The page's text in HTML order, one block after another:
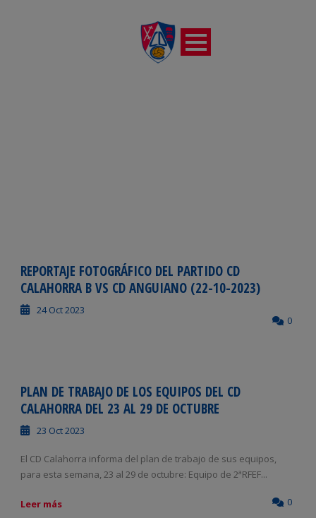
REPORTAJE FOTOGRÁFICO DEL PARTIDO CD
CALAHORRA B VS CD ANGUIANO (22-10-2023)
24 Oct 2023
0
PLAN DE TRABAJO DE LOS EQUIPOS DEL CD
CALAHORRA DEL 23 AL 29 DE OCTUBRE
23 Oct 2023
El CD Calahorra informa del plan de trabajo de sus equipos,
para esta semana, 23 al 29 de octubre: Equipo de 2ªRFEF...
Leer más 0